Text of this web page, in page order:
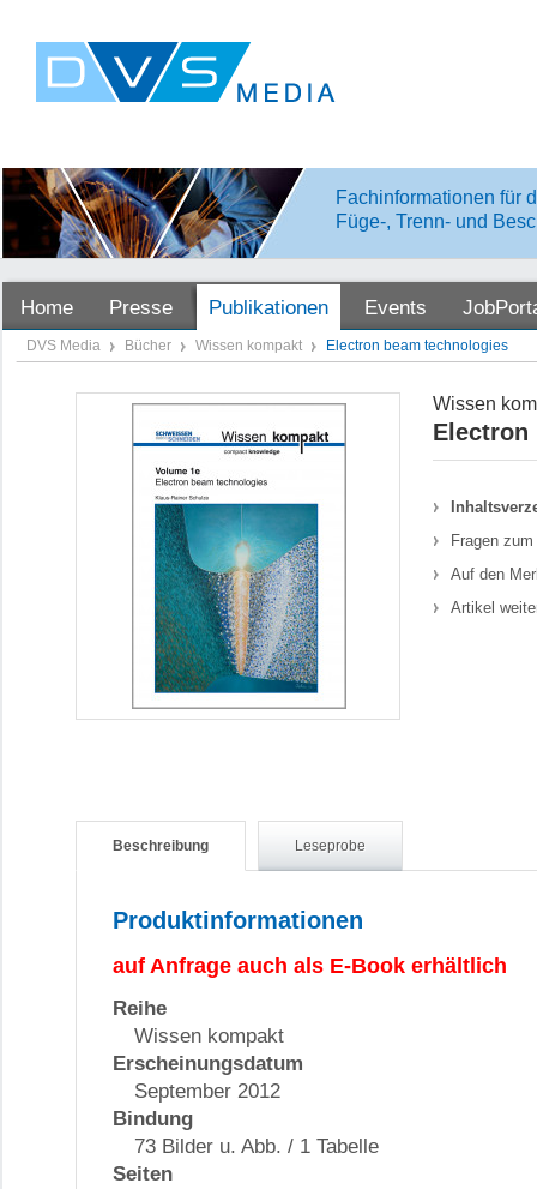
Fachinformationen für
Füge-, Trenn- und
Home Presse Publikationen Events
DVS Media Bücher Wissen kompakt Electron beam technologies
Wissen
Electron
Fragen
Auf den
Artikel
Beschreibung Leseprobe
Produktinformationen
auf Anfrage auch als E-Book erhältlich
Reihe
Wissen kompakt
Erscheinungsdatum
September 2012
Bindung
73 Bilder u. Abb. / 1 Tabelle
Seiten